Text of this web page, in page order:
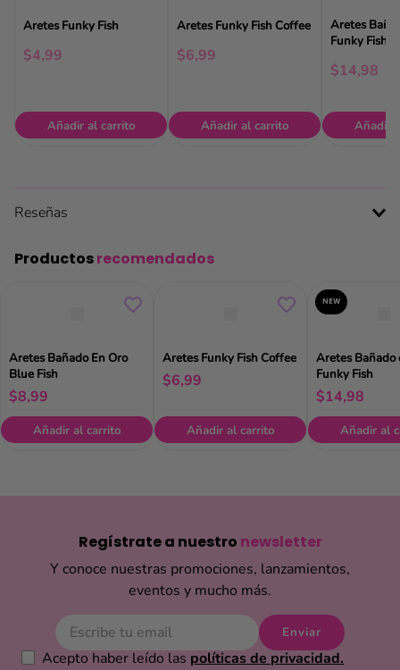
Aretes Funky Fish
$4,99
Añadir al carrito
Aretes Funky Fish Coffee
$6,99
Añadir al carrito
Aretes
Funky Fish
$14,98
Añadir
Reseñas
Productosrecomendados
Aretes Bañado En Oro
Blue Fish
$8,99
Añadir al carrito
Aretes Funky Fish Coffee
$6,99
Añadir al carrito
NEW
Aretes Bañado
Funky Fish
$14,98
Añadir al
Regístrate a nuestro newsletter
Y conoce nuestras promociones, lanzamientos,
eventos y mucho más.
Enviar
Acepto haber leído las políticas de privacidad.